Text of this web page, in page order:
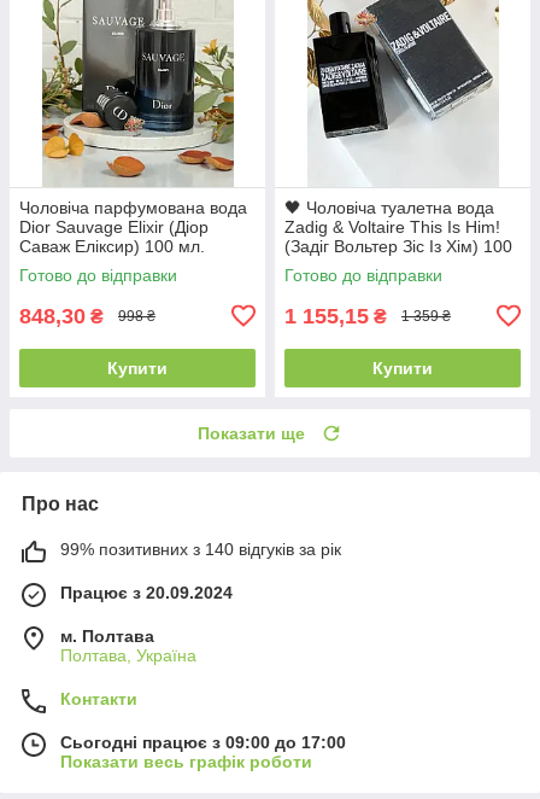
Чоловіча парфумована вода
Dior Sauvage Elixir (Діор
Саваж Еліксир) 100 мл.
Якісний деревно-пряний
аромат
Готово до відправки
848,30 ₴ 998 ₴
Купити
🖤 Чоловіча туалетна вода
Zadig & Voltaire This Is Him!
(Задіг Вольтер Зіс Із Хім) 100
мл Деревинні Східні Пряні
Стійкі Шлейфові
Готово до відправки
1 155,15 ₴ 1 359 ₴
Купити
Показати ще
Про нас
99% позитивних з 140 відгуків за рік
Працює з 20.09.2024
м. Полтава
Полтава, Україна
Контакти
Сьогодні працює з 09:00 до 17:00
Показати весь графік роботи